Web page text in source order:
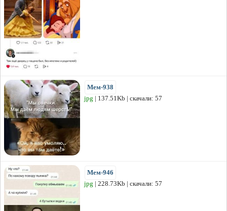
Мем-938
jpg | 137.51Kb | скачали: 57
Мем-946
jpg | 228.73Kb | скачали: 57